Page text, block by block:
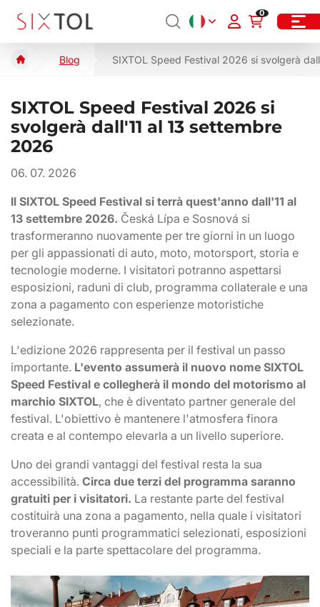
0
Blog SIXTOL Speed Festival 2026 si svolgerà
SIXTOL Speed Festival 2026 si
svolgerà dall'11 al 13 settembre
2026
06. 07. 2026
Il SIXTOL Speed Festival si terrà quest'anno dall'11 al
13 settembre 2026. Česká Lípa e Sosnová si
trasformeranno nuovamente per tre giorni in un luogo
per gli appassionati di auto, moto, motorsport, storia e
tecnologie moderne. I visitatori potranno aspettarsi
esposizioni, raduni di club, programma collaterale e una
zona a pagamento con esperienze motoristiche
selezionate.
L'edizione 2026 rappresenta per il festival un passo
importante. L'evento assumerà il nuovo nome SIXTOL
Speed Festival e collegherà il mondo del motorismo al
marchio SIXTOL, che è diventato partner generale del
festival. L'obiettivo è mantenere l'atmosfera finora
creata e al contempo elevarla a un livello superiore.
Uno dei grandi vantaggi del festival resta la sua
accessibilità. Circa due terzi del programma saranno
gratuiti per i visitatori. La restante parte del festival
costituirà una zona a pagamento, nella quale i visitatori
troveranno punti programmatici selezionati, esposizioni
speciali e la parte spettacolare del programma.